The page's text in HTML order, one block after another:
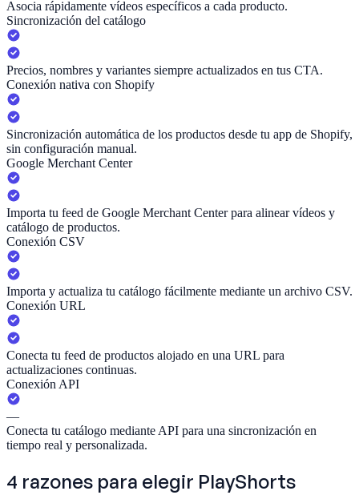
Asocia rápidamente vídeos específicos a cada producto.
Sincronización del catálogo
Precios, nombres y variantes siempre actualizados en tus CTA.
Conexión nativa con Shopify
Sincronización automática de los productos desde tu app de Shopify,
sin configuración manual.
Google Merchant Center
Importa tu feed de Google Merchant Center para alinear vídeos y
catálogo de productos.
Conexión CSV
Importa y actualiza tu catálogo fácilmente mediante un archivo CSV.
Conexión URL
Conecta tu feed de productos alojado en una URL para
actualizaciones continuas.
Conexión API
—
Conecta tu catálogo mediante API para una sincronización en
tiempo real y personalizada.
4 razones para elegir PlayShorts